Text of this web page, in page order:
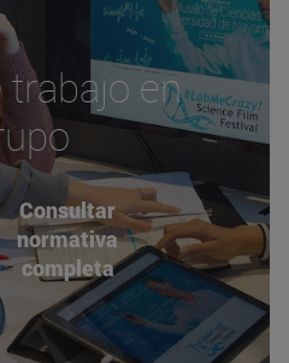
trabajo en
Consultar
normativa
completa